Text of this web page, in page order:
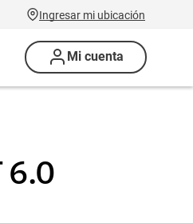
Ingresar mi ubicación
Mi cuenta
6.0